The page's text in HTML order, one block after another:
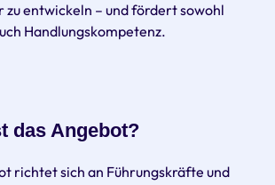
entwickeln – und fördert sowohl
Handlungskompetenz.
das Angebot?
richtet sich an Führungskräfte und